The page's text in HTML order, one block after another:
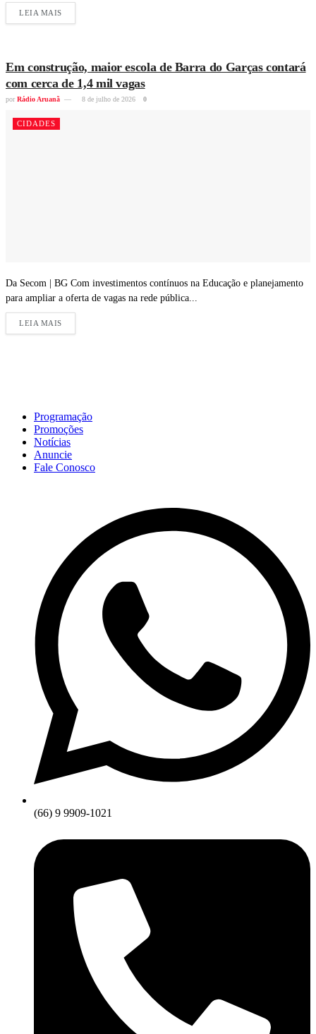
LEIA MAIS
Em construção, maior escola de Barra do Garças contará
com cerca de 1,4 mil vagas
por Rádio Aruanã 8 de julho de 2026 0
CIDADES
Da Secom | BG Com investimentos contínuos na Educação e planejamento
para ampliar a oferta de vagas na rede pública...
LEIA MAIS
Programação
Promoções
Notícias
Anuncie
Fale Conosco
(66) 9 9909-1021